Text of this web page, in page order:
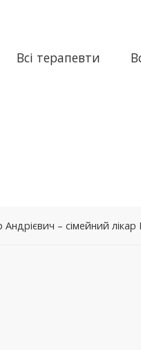
Всі терапевти
Андрієвич – сімейний